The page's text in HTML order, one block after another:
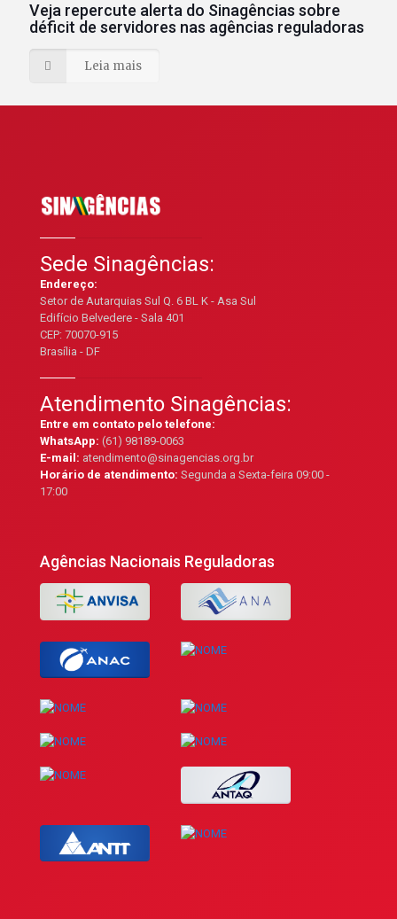
Veja repercute alerta do Sinagências sobre
déficit de servidores nas agências reguladoras
Leia mais
Sede Sinagências:
Endereço:
Setor de Autarquias Sul Q. 6 BL K - Asa Sul
Edifício Belvedere - Sala 401
CEP: 70070-915
Brasília - DF
Atendimento Sinagências:
Entre em contato pelo telefone:
WhatsApp: (61) 98189-0063
E-mail: atendimento@sinagencias.org.br
Horário de atendimento: Segunda a Sexta-feira 09:00 -
17:00
Agências Nacionais Reguladoras